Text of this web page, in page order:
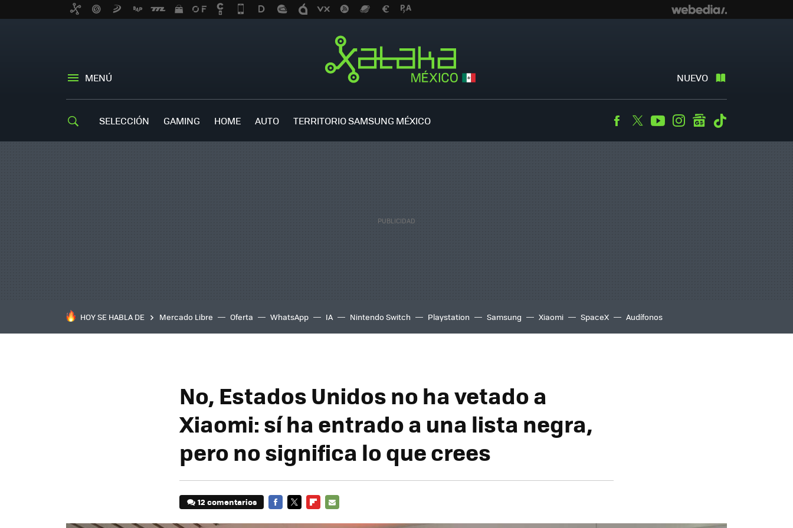
MENÚ NUEVO
SELECCIÓN GAMING HOME AUTO TERRITORIO SAMSUNG MÉXICO Facebook
TwitterYoutubeInstagramgooglenews
HOY SE HABLA DE Mercado Libre Oferta WhatsApp IA Nintendo Switch Playstation Samsung Xiaomi SpaceX Audífonos
No, Estados Unidos no ha vetado a
Xiaomi: sí ha entrado a una lista negra,
pero no significa lo que crees
12 comentarios